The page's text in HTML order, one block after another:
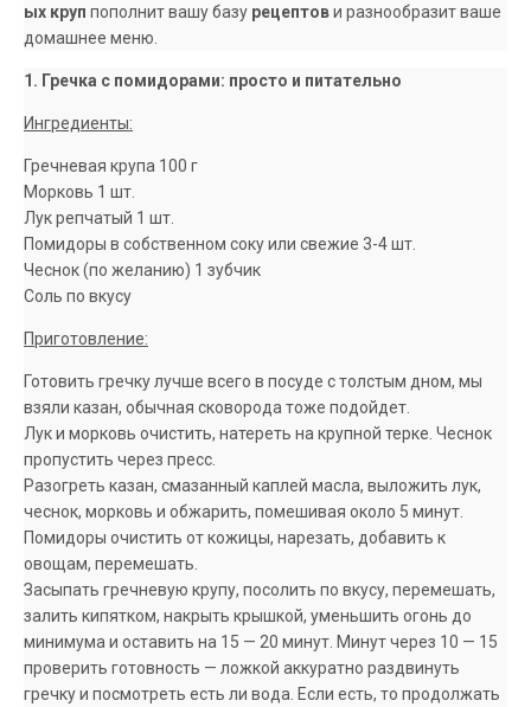
ых круп пополнит вашу базу рецептови разнообразит ваше
домашнее меню.
1. Гречка с помидорами: просто и питательно
Ингредиенты:
Гречневая крупа 100 г
Морковь 1 шт.
Лук репчатый 1 шт.
Помидоры в собственном соку или свежие 3-4 шт.
Чеснок (по желанию) 1 зубчик
Соль по вкусу
Приготовление:
Готовить гречку лучше всего в посуде с толстым дном, мы
взяли казан, обычная сковорода тоже подойдет.
Лук и морковь очистить, натереть на крупной терке. Чеснок
пропустить через пресс.
Разогреть казан, смазанный каплей масла, выложить лук,
чеснок, морковь и обжарить, помешивая около 5 минут.
Помидоры очистить от кожицы, нарезать, добавить к
овощам, перемешать.
Засыпать гречневую крупу, посолить по вкусу, перемешать,
залить кипятком, накрыть крышкой, уменьшить огонь до
минимума и оставить на 15 — 20 минут. Минут через 10 — 15
проверить готовность — ложкой аккуратно раздвинуть
гречку и посмотреть есть ли вода. Если есть, то продолжать